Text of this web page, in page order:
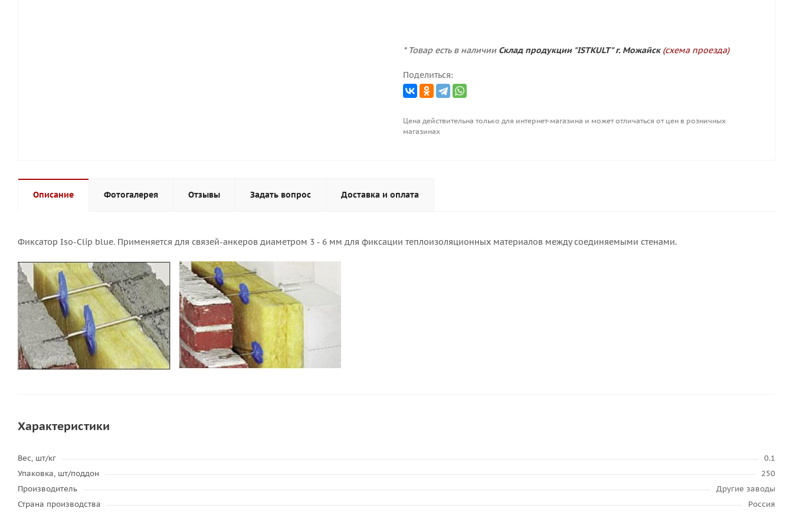
* Товар есть в наличии Склад продукции "ISTKULT" г. Можайск (схема проезда)
Поделиться:
Цена действительна только для интернет-магазина и может отличаться от цен в розничных
магазинах
Описание Фотогалерея Отзывы Задать вопрос Доставка и оплата
Фиксатор Iso-Clip blue. Применяется для связей-анкеров диаметром 3 - 6 мм для фиксации теплоизоляционных материалов между соединяемыми стенами.
Характеристики
Вес, шт/кг
0.1
Упаковка, шт/поддон
250
Производитель
Другие заводы
Страна производства
Россия